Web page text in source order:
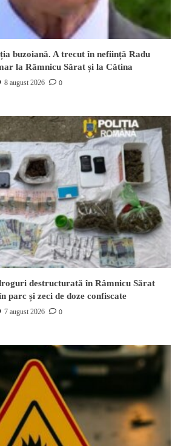
buzoiană. A trecut în neființă Radu
la Râmnicu Sărat și la Cătina
8 august 2026 0
destructurată în Râmnicu Sărat
parc și zeci de doze confiscate
7 august 2026 0